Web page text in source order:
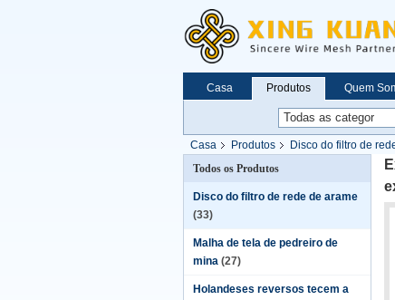
Casa Produtos Quem
Casa Produtos Disco do filtro de
Todos os Produtos
Disco do filtro de rede de arame
(33)
Malha de tela de pedreiro de
mina (27)
Holandeses reversos tecem a